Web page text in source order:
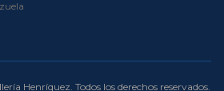
Henríquez. Todos los derechos reservados.